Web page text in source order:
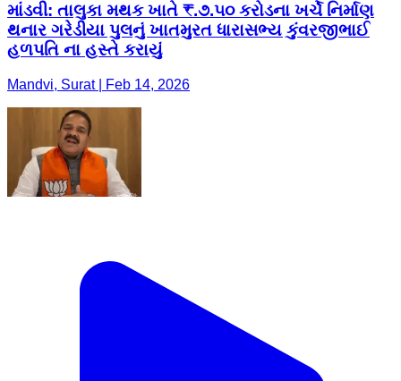
માંડવી: તાલુકા મથક ખાતે ₹.૭.૫૦ કરોડના ખર્ચે નિર્માણ
થનાર ગરેડીયા પુલનું ખાતમુરત ધારાસભ્ય કુંવરજીભાઈ
હળપતિ ના હસ્તે કરાયું
Mandvi, Surat | Feb 14, 2026